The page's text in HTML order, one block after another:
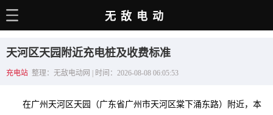
电动百科
无敌电动
天河区天园附近充电桩及收费标准
充电站 整理：无敌电动网 | 时间：2026-08-08 06:05:53
在广州天河区天园（广东省广州市天河区棠下涌东路）附近，本